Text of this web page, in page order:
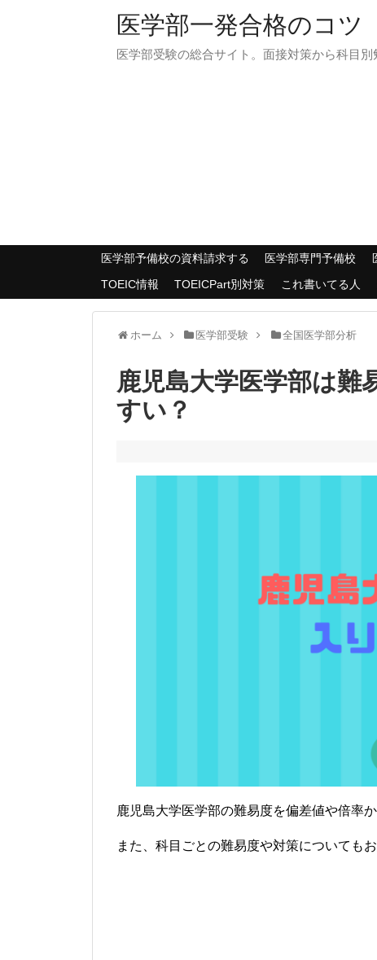
医学部一発合格のコツ
医学部受験の総合サイト。面接対策から科目別
医学部予備校の資料請求する 医学部専門予備校
TOEIC情報
TOEICPart別対策 これ書いてる人
ホーム 医学部受験 全国医学部分析
鹿児島大学医学部は難
すい？
鹿児島大学医学部の難易度を偏差値や倍率
また、科目ごとの難易度や対策についても